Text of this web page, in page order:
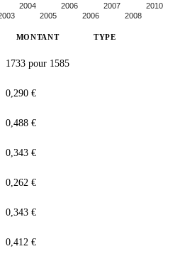
2004
2005
2006
2006
2007
2008
2010
MONTANT TYPE
1733 pour 1585
0,290 €
0,488 €
0,343 €
0,262 €
0,343 €
0,412 €